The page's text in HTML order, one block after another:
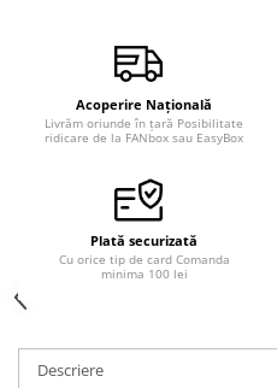
Folii tip poseta, pentru bancnote,
cu 1 buzunar
Bancnote straine
Bancnote Africa
Bancnote America
Bancnote Asia
Bancnote Australia si Oceania
Bancnote Europa
Gradate PMG
Timbre
Acoperire Națională
Livrăm oriunde în țară Posibilitate
ridicare de la FANbox sau EasyBox
Plată securizată
Cu orice tip de card Comanda
minima 100 lei
Descriere